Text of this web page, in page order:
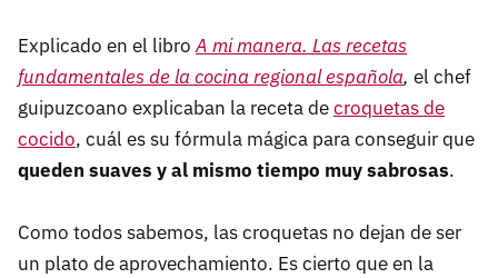
Explicado en el libroA mi manera. Las recetas
fundamentales de la cocina regional española, el chef
guipuzcoano explicaban la receta decroquetas de
cocido, cuál es su fórmula mágica para conseguir que
queden suaves y al mismo tiempo muy sabrosas.
Como todos sabemos, las croquetas no dejan de ser
un plato de aprovechamiento. Es cierto que en la